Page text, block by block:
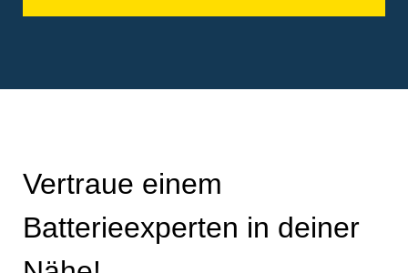
Vertraue einem
Batterieexperten in deiner